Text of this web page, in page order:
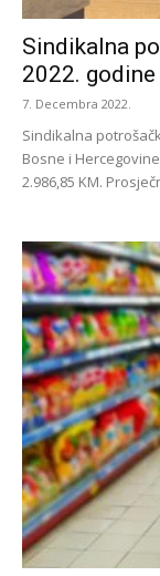
Sindikalna
2022.
7. Decembra 2022.
Sindikalna
Bosne i
2.986,85 KM.